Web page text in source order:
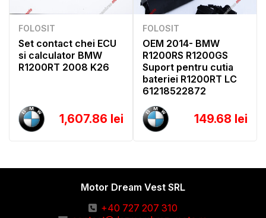
FOLOSIT
Set contact chei ECU
si calculator BMW
R1200RT 2008 K26
1,607.86 lei
FOLOSIT
OEM 2014- BMW
R1200RS R1200GS
Suport pentru cutia
bateriei R1200RT LC
61218522872
149.68 lei
Motor Dream Vest SRL
+40 727 207 310